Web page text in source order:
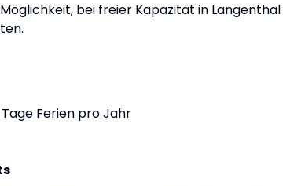
bei freier Kapazität in
Ferien pro Jahr